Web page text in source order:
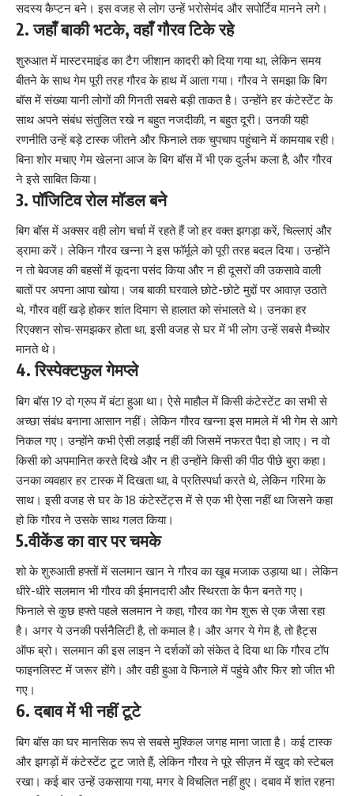
सदस्य कैप्टन बने। इस वजह से लोग उन्हें भरोसेमंद और सपोर्टिव मानने लगे।
2. जहाँ बाकी भटके, वहाँ गौरव टिके रहे
शुरुआत में मास्टरमाइंड का टैग जीशान कादरी को दिया गया था, लेकिन समय
बीतने के साथ गेम पूरी तरह गौरव के हाथ में आता गया। गौरव ने समझा कि बिग
बॉस में संख्या यानी लोगों की गिनती सबसे बड़ी ताकत है। उन्होंने हर कंटेस्टेंट के
साथ अपने संबंध संतुलित रखे न बहुत नजदीकी, न बहुत दूरी। उनकी यही
रणनीति उन्हें बड़े टास्क जीतने और फिनाले तक चुपचाप पहुंचाने में कामयाब रही।
बिना शोर मचाए गेम खेलना आज के बिग बॉस में भी एक दुर्लभ कला है, और गौरव
ने इसे साबित किया।
3. पॉजिटिव रोल मॉडल बने
बिग बॉस में अक्सर वही लोग चर्चा में रहते हैं जो हर वक्त झगड़ा करें, चिल्लाएं और
ड्रामा करें। लेकिन गौरव खन्ना ने इस फॉर्मूले को पूरी तरह बदल दिया। उन्होंने
न तो बेवजह की बहसों में कूदना पसंद किया और न ही दूसरों की उकसावे वाली
बातों पर अपना आपा खोया। जब बाकी घरवाले छोटे-छोटे मुद्दों पर आवाज़ उठाते
थे, गौरव वहीं खड़े होकर शांत दिमाग से हालात को संभालते थे। उनका हर
रिएक्शन सोच-समझकर होता था, इसी वजह से घर में भी लोग उन्हें सबसे मैच्योर
मानते थे।
4. रिस्पेक्टफुल गेमप्ले
बिग बॉस 19 दो ग्रुप में बंटा हुआ था। ऐसे माहौल में किसी कंटेस्टेंट का सभी से
अच्छा संबंध बनाना आसान नहीं। लेकिन गौरव खन्ना इस मामले में भी गेम से आगे
निकल गए। उन्होंने कभी ऐसी लड़ाई नहीं की जिसमें नफरत पैदा हो जाए। न वो
किसी को अपमानित करते दिखे और न ही उन्होंने किसी की पीठ पीछे बुरा कहा।
उनका व्यवहार हर टास्क में दिखता था, वे प्रतिस्पर्धा करते थे, लेकिन गरिमा के
साथ। इसी वजह से घर के 18 कंटेस्टेंट्स में से एक भी ऐसा नहीं था जिसने कहा
हो कि गौरव ने उसके साथ गलत किया।
5.वीकेंड का वार पर चमके
शो के शुरुआती हफ्तों में सलमान खान ने गौरव का खूब मजाक उड़ाया था। लेकिन
धीरे-धीरे सलमान भी गौरव की ईमानदारी और स्थिरता के फैन बनते गए।
फिनाले से कुछ हफ्ते पहले सलमान ने कहा, गौरव का गेम शुरू से एक जैसा रहा
है। अगर ये उनकी पर्सनैलिटी है, तो कमाल है। और अगर ये गेम है, तो हैट्स
ऑफ ब्रो। सलमान की इस लाइन ने दर्शकों को संकेत दे दिया था कि गौरव टॉप
फाइनलिस्ट में जरूर होंगे। और वही हुआ वे फिनाले में पहुंचे और फिर शो जीत भी
गए।
6. दबाव में भी नहीं टूटे
बिग बॉस का घर मानसिक रूप से सबसे मुश्किल जगह माना जाता है। कई टास्क
और झगड़ों में कंटेस्टेंट टूट जाते हैं, लेकिन गौरव ने पूरे सीज़न में खुद को स्टेबल
रखा। कई बार उन्हें उकसाया गया, मगर वे विचलित नहीं हुए। दबाव में शांत रहना